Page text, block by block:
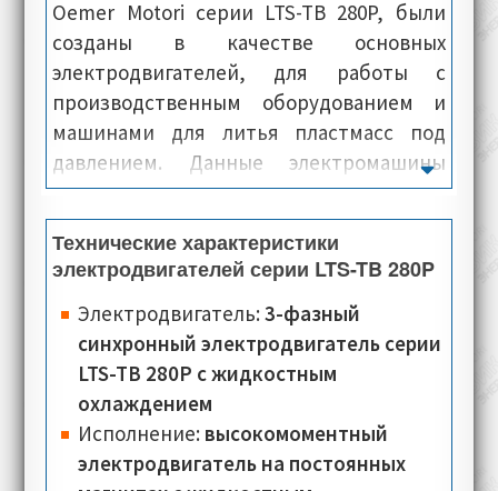
Oemer Motori серии LTS-TB 280P, были
созданы в качестве основных
электродвигателей, для работы с
производственным оборудованием и
машинами для литья пластмасс под
давлением. Данные электромашины
имеют высокий крутящий момент,
максимальную скорость и высокую
точность позиционирования,
минимальный уровень шума.
Электродвигатели данной серии, уже на
местах можно быстро и легко
интегрировать в производственные
процессы, непосредственно на самих
предприятиях. Как правило,
электроприводы данной серии, с завода
Технические характеристики
электродвигателей серии LTS-TB 280P
Электродвигатель:3-фазный
синхронный электродвигатель серии
LTS-TB 280P с жидкостным
охлаждением
Исполнение: высокомоментный
электродвигатель на постоянных